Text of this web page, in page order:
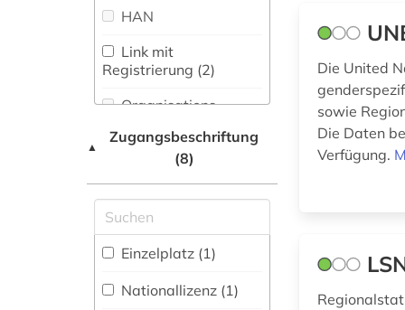
Militärwissenschaft
Musikwissenschaft
(57)
Umweltschutz (60)
Pädagogik (36)
Philosophie (6)
Physik (44)
Politologie (146)
agrarprodukt (2)
agrarsoziologie (1)
agrarwirtchaft (1)
agrarwirtschaft (1)
agrarwissenschaft
(1)
ahnenforschung (1)
akademie der künste
HAN
Link mit
Registrierung (2)
Organisations-
Shibboleth
Zugriff vor Ort
▲
Zugangsbeschriftung
(8)
Einzelplatz (1)
Nationallizenz (1)
Die United
sowie
Die Daten
Verfügung.